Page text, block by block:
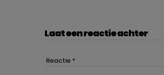
Laat een reactie achter
Reactie *